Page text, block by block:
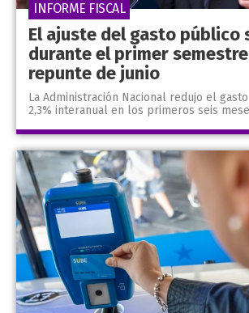
El ajuste del gasto público
durante el primer
repunte de junio
La Administración Nacional redujo el
2,3% interanual en los primeros seis
INFORME FISCAL